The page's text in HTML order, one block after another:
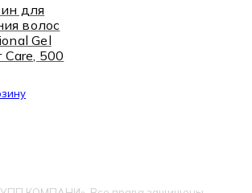
для
волос
Gel
Care, 500